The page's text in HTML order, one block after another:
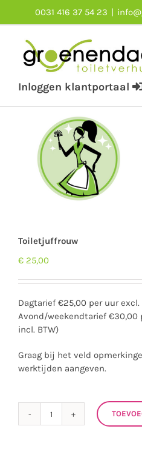
0031 416 37 54 23 |
Inloggen klantportaal
Toiletjuffrouw
€ 25,00
Dagtarief €25,00 per uur excl.
Avond/weekendtarief €30,00
incl. BTW)
Graag bij het veld
werktijden aangeven.